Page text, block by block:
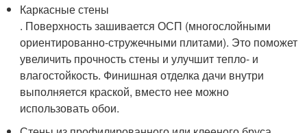
Каркасные стены
. Поверхность зашивается ОСП (многослойными
ориентированно-стружечными плитами). Это поможет
увеличить прочность стены и улучшит тепло- и
влагостойкость. Финишная отделка дачи внутри
выполняется краской, вместо нее можно
использовать обои.